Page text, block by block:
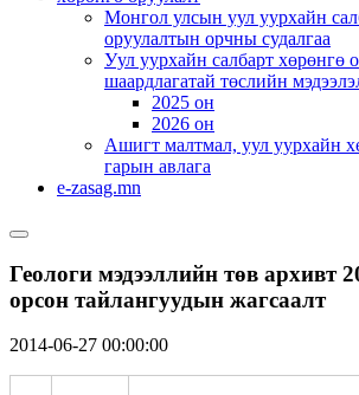
Монгол улсын уул уурхайн
оруулалтын орчны судалгаа
Уул уурхайн салбарт хөрөнгө
шаардлагатай төслийн
2025 он
2026 он
Ашигт малтмал, уул уурхайн
гарын авлага
e-zasag.mn
Геологи мэдээллийн төв архивт
орсон тайлангуудын жагсаалт
2014-06-27 00:00:00